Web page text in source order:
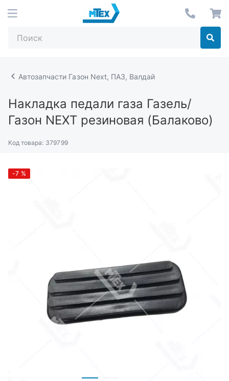
Автозапчасти Газон Next, ПАЗ, Валдай
Накладка педали газа Газель/
Газон NEXT резиновая (Балаково)
Код товара: 379799
-7 %